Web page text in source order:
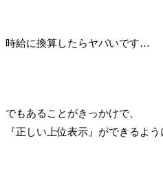
時給に換算したらヤバいです…
でもあることがきっかけで、
『正しい上位表示』ができるよう